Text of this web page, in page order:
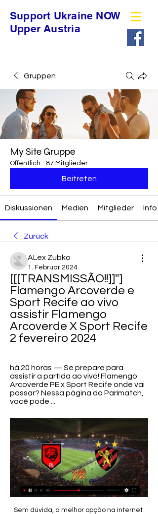
Support Ukraine NOW
Upper Austria
Gruppen
My Site Gruppe
Öffentlich · 87 Mitglieder
Beitreten
Diskussionen Medien Mitglieder Info
Zurück
ALex Zubko
1. Februar 2024
[[[TRANSMISSÃO!!]]'']
Flamengo Arcoverde e
Sport Recife ao vivo
assistir Flamengo
Arcoverde X Sport Recife
2 fevereiro 2024
há 20 horas — Se prepare para
assistir a partida ao vivo! Flamengo
Arcoverde PE x Sport Recife onde vai
passar? Nessa página do Parimatch,
você pode ...
Sem dúvida, a melhor opção na internet para Ver SporTV Online Ao Vivo atualmente, é o TV Nota 10 VIP. Depois que você se cadastra, recebe acesso á TV Ao Vivo, Futebol Ao Vivo, Rádios Online e Filmes Online. Assista também Séries Online, Desenhos, Novelas, Esportes Ao Vivo, Canais Adultos e Shows Ao Vivo.

Bragantino-Sp Ponte Preta em directo: descubra e siga o resultado do jogo Bragantino-Sp Ponte Preta ao vivo graças ao nosso livescore. Jogo de Paulista, Serie …

Transmissão Ponte Preta vs Bragantino. O jogo do Ponte Preta Ao Vivo Hoje será transmitido na TV fechada, em contraste ao desejo de muitos. Além disso você pode acompanhar o …

São Bernardo, São Caetano e Santos e mais 27 cidades da região metropolitana de São Paulo e Baixada Santista entram na disputa do título dos Jogos Regionais, que começam hoje em Santo André. Os dois municípios, de modo especial, protagonizam o duelo pela conquista da Primeira Divisão.

A demora de alguns provedores de conexão a internet em atualizar seus sistemas de identificação de usuários da rede mundial de computadores tem dificultado o trabalho de policiais encarregados de investigar crimes cibernéticos. A afirmação é do coordenador do Laboratório de Inteligência Cibernética do Ministério da.

A Eslovênia é um país da Europa oriental que faz fronteira com Croácia, Itália e Áustria. É conhecido por suas belíssimas paisagens naturais. Conheça nas linhas a seguir algumas curiosidades e fatos inusitados sobre esse pequeno mas fascinante país.

Veja também: Onde assistir ao jogo CHAPECOENSE X VASCO, AO VIVO - TV e streaming – Campeonato Brasileiro 2018 Veja aqui a programação para o jogo do Racing x Vasco da Gama pela Libertadores da América 2018. Saber onde encontrar a programação da transmissão de Jogo ao Vivo? É no Perspectiva Online. Estádio Presidente Perón,…

Entre cassinos e o coachar dos sapos, Porto Rico é também uma terra de contrastes, em que a calma do Caribe é importunada pela agitação da América contemporânea. Conveniências modernas facilitam a vida dos visitantes, e a selva de pedra formada por condomínios pode nos dar a impressão de que estamos perto de casa.

São Paulo não é uma cidade de transmissão e não tem febre amarela dentro do município. Até dezembro, perto de 1,2 milhão de pessoas haviam sido vacinadas na cidade. À primeira vista, fechar os parques parece uma medida sensata. Onde no Parque do Sapé haveria macacos?

Nasceu esta quinta-feira, em Barcelona a Associação Europeia de Clubes de Hóquei em Patins (EHCA). FC Porto, Benfica, Sporting e Oliveirense estão entre os clubes fundadores, a que se juntaram ainda os espanhóis do Barcelona, Liceo da Corunha, Réus e Noia apoiados pelas federações de patinagem dos dois países da Península Ibérica

veja onde assistir aos jogos do Campeonato Pernambucano 17 de jan. de 2024 — Sport e Santa Cruz entram em campo nesta quarta-feira (17) pela segunda rodada do Campeonato Pernambucano. Os dois rivais serão mandantes ...

A Associação Portuguesa de Apoio à Vítima (APAV) terá agora um polo de atendimento em Castro Marim, a funcionar já a partir do dia 27 de setembro (sexta-feira), na sede da Comissão de Proteção de Crianças e Jovens em Risco (CPCJ) todas as sextas-feiras, das 9h00 às 13h00.

Campinas, SP, 21 (AFI) - Em uma rodada de poucos gols no Campeonato Português, Naval e Vitória de Setúbal seguem bastante ameaçados pelo rebaixamento. Os dois times duelaram neste domingo e apenas empataram por 1 a 1, em Setúbal, pela …

Mantenha-me conectado. Esqueceu sua senha? BR PT; EN; ES; São Bento. Bragantino X São Bento; Mirassol X São Bento; Mais repetido: 1 x 0. Ponte Preta X Santos; Ponte Preta X Palmeiras; Ituano X Ponte Preta; Ponte Preta X São Bernardo; Últimos jogos: Últimos jogos: Operário-MS. 2. x. 1. São Bento. Ponte Preta. 1. x. 1. Bragantino.

Em cada viagem gostamos de sentir a energia do momento e desfrutar de tudo o que está ao nosso redor. Cada segundo conta, cada momento é vivido com a serenidade merecida, como se da última oportunidade se tratasse... porquê? Porque não deixamos para amanhã, o que podemos viver hoje! ----- QUEM SOMOS ### CONTACTOS

RBS TV Faro é uma emissora de televisão portuguesa com sede em Faro, Distrito de Faro. Pertence ao Grupo RBS e retransmite a programação da IVT1 além de gerar programas locais de boa audiência como: Bom Dia Faro, Jornal do Almoço e RBS Notícias. É uma das redes de transmissão regionais da RBS TV...

Atuando fora de casa nas últimas rodadas, o time foi derrotado por Velo Clube e XV de Piracicaba, sem marcar gols nessas partidas. A expectativa é que com o apoio da torcida o time possa reencontrar a vitória. Já o Noroeste começa a rodada dentro do G4 pela primeira vez. O time vem de vitória contra o Atibaia, que fez o time chegar aos.

Transmissão Barcelona x Real Madrid: O jogaços envolvendo Messi, Suarez, Vinicius de moraes Jr., Benzema e a cia terá lugar esta quarta-feira (6 de fevereiro), às 18h, e …

Flamengo de Arcoverde - Sport Recife placar ao vivo, H2H Flamengo de Arcoverde Sport Recife esultado ao vivo (e transmissão online) começa no dia 2 de fev. de 2024 as 00:00 horário UTC como parte do Pernambucano, ...

Ao ser questionado pelos líderes religiosos sobre acusações feitas a ele, Estevão dá uma resposta ousada e corajosa: “Povo rebelde, obstinado de coração e de ouvidos! Vocês são iguais aos seus antepassados: sempre resistem ao Espírito Santo!” (Atos 7.51). Estêvão não esconde ou ameniza a realidade deles quanto ao pecado. Que.

Centro médico em Oliveira do Hospital dentro da base de dados mais completos sobre Centro médico em Oliveira do Hospital Coimbra Eu encontrei 0 atualizado 2019.. temos a sorte de viver em um dos países com os melhores sistemas de saúde. anúncios. Ver Hospitais em Oliveira do Hospital. Centro médico por Cidade. anúncios.

jogos Sport Club do Recife ao vivo, tabela, resultados Onde assistir ao vivo ao sorteio da fase de grupos da Copa do Nordeste? Flamengo Arcoverde x Sport Recife, 04.02. Bahia x Sport Recife, 09.02. Sport ...

Assistir Vitória Setúbal x Rio Ave Ao Vivo 18/05/19, Vitória Setúbal e Rio Ave Online, Assistir Vitória Setúbal x Rio Ave Ao Vivo Online, Watch Vitória Setúbal x Rio Ave Live Stream,. Venha agora mesmo assistir o melhor site de transmissões esportivas, facilidade Futebol Online 1.

Gol e melhores momentos de Cruzeiro 1 x 0 Vasco pelo Campeonato Brasileiro 2019 Assistir minuto a minuto da partida entre Cruzeiro x Vasco ao vivo hoje pelo Campeonato Brasileiro 2019. Horário do jogo: 19h. Acompanhe todos os lances no tempo real da VAVEL Brasil!

Na Rio Capital Imobiliária você encontra salas à venda em Barra da Tijuca - Rio de Janeiro. Confira mais imóveis à venda ou para alugar em Rio de Janeiro.

Oliveirense bate Benfica e reforça liderança do campeonao de basquetebol » ‎ JN Desporto Campeões nacionais venceram na Luz por 78-71, em jogo da segunda …

Recife, PE, 20 (AFI) – Apesar de viver uma situação delicada financeiramente, o Sport segue sonhando com um jogador de nome para reforçar o elenco. O principal alvo da diretoria é o meia Diego Souza, que teve grande fase no Leão e hoje defende o São Paulo. Confira! Paulistão: Com tendinite, "Profeta" é poupado de treino do São Paulo

A ideia original era usar grama preta, para evitar as cores de seus maior rival, mas foi provado que isso era tecnicamente impossível; a opção escolhida foi a utilização de grama com uma tonalidade mais escura. [193] Para melhorar a fixação, a grama será interligada com 22 milhões de fibras artificiais. [194]

Bloqueava o Flamengo. A marcação de ambos os times era alta, e bem feita. As duas defesas tinham enorme dificuldade para achar linhas de passes para sair pelo chão, como é costume de ambos os times. No Flamengo, Diego Alves passou a dar chutão à procura de Bruno Henrique. No Santos, Everson começou a vacilar.

Um idoso de 76 anos ficou hoje gravemente ferido com 80% do corpo queimado, numa aldeia de Bragança, devido a uma queda na lareira, informou fonte dos bombeiros de Bragança. As autoridades desconhecem ainda as circunstâncias em que …

Eslovénia - E - Conselhos aos Viajantes - Portal das Comunidades Portuguesas,. Não existe representação diplomática portuguesa na Eslovénia, sendo os assuntos deste país são acompanhados pela Embaixada de Portugal em Viena: - Endereço da Secção Consular: Opernring 1 / R / 1,.

Marque consulta em Clinica Da Avenida Olhão - consulte as opiniões de pacientes, quadro médico, especialistas, convênios, serviços e preços.

Por contraste, os professores que preferem a “transmissão directa” de conhecimentos têm mais probabilidades de comunicar um clima disciplinar negativo na sala de aula nos sete países onde se verifica um efeito líquido detectável (Bélgica (comunidade flamenga), Coreia, Eslovénia, Espanha, Noruega, Polónia e Portugal).

Flamengo Sport Club de Arcoverde há 22 horas — Flamengo Sport Club de Arcoverde, Arcoverde. 6.895 curtidas · 632 falando sobre isso · 53 estiveram aqui. O Tigre do Sertão Pernambucano está de volta...

Todas as transmissões televisivas. Todo o Zapping. Agenda.. GOLO Bragança: Paulo Roberto marca de grande penalidade! 48 ' Cartão amarelo para Léo Andrade (Marítimo). Marítimo [B] Bragança. 2. 29% Vitórias. detalhes. 7. Jogos oficiais. COMPETIÇÕES. PORTUGAL; Liga Portuguesa.

Cuiabá empata contra o líder do grupo B e segue favorito para o acesso para Série B. A expectativa para ter um clube da capital na Série B só aumenta a cada rodada. O Cuiabá Esporte Clube empatou com o Operário-PR na tarde... Destaque 19/04/2018 - 18:03.

Mariana dOrey Gaivão Portella Bragança - Engenheira Ambiental (2007), Mestre (2010) e Doutora (2014) em Engenharia e Ciência dos Materiais (todos pela Universidade Federal do Paraná). Pesquisador pleno e responsável técnico pelo laboratório de durabilidade ambiental de materiais do Lactec, Área de Estruturas Civis. Professor colaborador.

Ponte Preta e Guarani conheceram nesta terça-feira os respectivos grupos do Campeonato Paulista de 2019 (CL